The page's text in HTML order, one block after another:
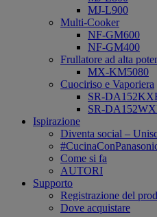
MJ-L900
Multi-Cooker
NF-GM600
NF-GM400
Frullatore ad alta
MX-KM5080
Cuociriso e Vaporiera
SR-
SR-
Ispirazione
Diventa social –
Come si fa
AUTORI
Supporto
Registrazione del
Dove acquistare